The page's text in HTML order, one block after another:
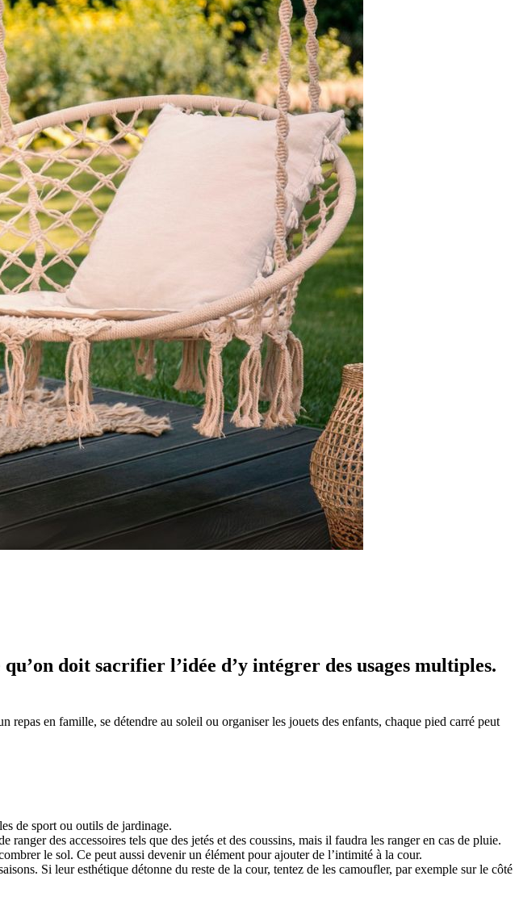
doit sacrifier l’idée d’y intégrer des usages multiples.
en famille, se détendre au soleil ou organiser les jouets des enfants, chaque pied carré peut
de sport ou outils de jardinage.
des accessoires tels que des jetés et des coussins, mais il faudra les ranger en cas de pluie.
le sol. Ce peut aussi devenir un élément pour ajouter de l’intimité à la cour.
Si leur esthétique détonne du reste de la cour, tentez de les camoufler, par exemple sur le côté